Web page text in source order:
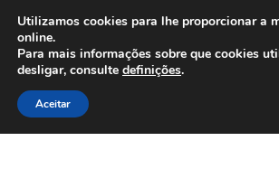
ENVIO a partir de 7
Seg-Sex, das 9h às 16h
Ir
para
a
Saltar
para
o
Utilizamos cookies para lhe proporcionar a
online.
Para mais informações sobre que cookies
desligar, consulte definições.
Aceitar